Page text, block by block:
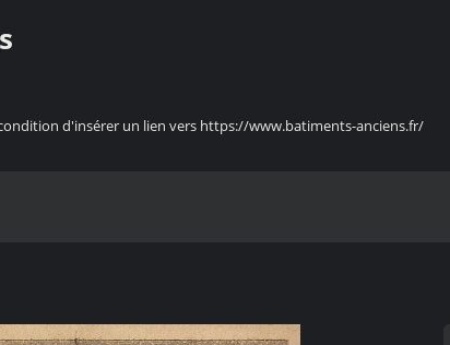
d'insérer un lien vers https://www.batiments-anciens.fr/